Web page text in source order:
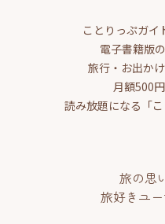
ことりっぷガイ
電子書籍版
旅行・お出か
月額500
読み放題になる「
旅の思
旅好きユ